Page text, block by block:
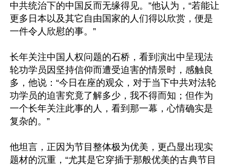
中共统治下的中国反而无缘得见。”他认为，“若能让
更多日本以及其它自由国家的人们得以欣赏，便是
一件令人欣慰的事。”
长年关注中国人权问题的石桥，看到演出中呈现法
轮功学员因坚持信仰而遭受迫害的情景时，感触良
多，他说：“今日在座的观众，对于当下中共对法轮
功学员的迫害究竟了解多少，我不得而知；但作为
一个长年关注此事的人，看到那一幕，心情确实是
复杂的。”
他坦言，正因为节目整体极为优美，更凸显出现实
题材的沉重，“尤其是它穿插于那般优美的古典节目